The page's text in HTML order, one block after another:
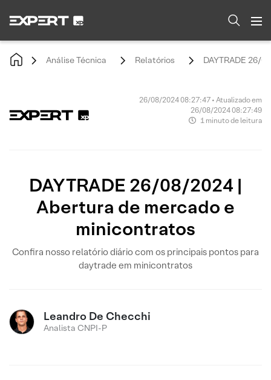
Análise Técnica Relatórios DAYTRADE 26/
26/08/2024 08:27:47 • Atualizado em
26/08/2024 08:27:49
1 minuto de leitura
DAYTRADE 26/08/2024 |
Abertura de mercado e
minicontratos
Confira nosso relatório diário com os principais pontos para
daytrade em minicontratos
Leandro De Checchi
Analista CNPI-P